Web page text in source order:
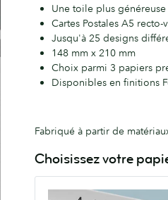
Une toile plus
Cartes Postales A5
Jusqu'à 25 designs
148 mm x 210 mm
Choix parmi 3 papiers
Disponibles en finitions
Fabriqué à partir de
Choisissez votre